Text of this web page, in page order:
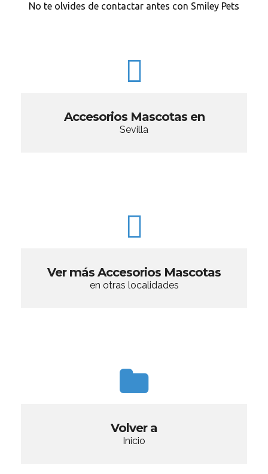
No te olvides de contactar antes con Smiley Pets
Accesorios Mascotas en
Sevilla
Ver más Accesorios Mascotas
en otras localidades
Volver a
Inicio